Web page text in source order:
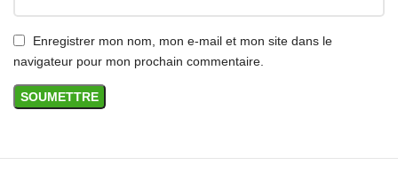
Enregistrer mon nom, mon e-mail et mon site dans le
navigateur pour mon prochain commentaire.